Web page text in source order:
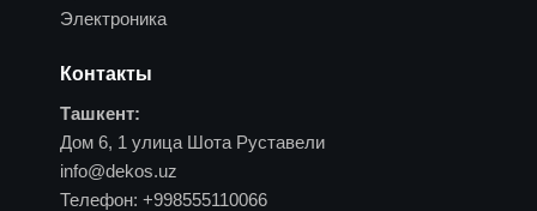
Электроника
Контакты
Ташкент:
Дом 6, 1 улица Шота Руставели
info@dekos.uz
Телефон: +998555110066